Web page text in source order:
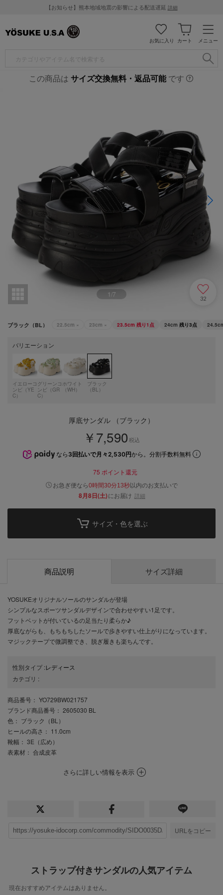
【お知らせ】熊本地域地震の影響による配送遅延 詳細
メニュー
カート
お気に入り
この商品は サイズ交換無料・返品可能です
1/7
32
ブラック（BL） 22.5cm × 23cm × 23.5cm 残り1点 24cm 残り3点
バリエーション
イエローコ
ンビ（YE
C）
グリーンコ
ンビ（GR
C）
ホワイト
（WH）
ブラック
（BL）
厚底サンダル （ブラック）
￥7,590 税込
なら 3回払いで月々2,530円から。分割手数料無料
75 ポイント還元
お急ぎ便なら0時間30分12秒以内のお支払いで
8月8日(土)にお届け 詳細
サイズ・色を選ぶ
商品説明 サイズ詳細
YOSUKEオリジナルソールのサンダルが登場
シンプルなスポーツサンダルデザインで合わせやすい1足です。
フットベットが付いているの足当たり柔らか♪
厚底ながらも、もちもちしたソールで歩きやすい仕上がりになっています。
マジックテープで微調整でき、脱ぎ履きも楽ちんです。
性別タイプ :レディース
カテゴリ :
商品番号 ： YO729BW021757
ブランド商品番号 ： 2605030 BL
色 ： ブラック（BL）
ヒールの高さ ： 11.0cm
靴幅 ： 3E（広め）
表素材 ： 合成皮革
さらに詳しい情報を表示
URLをコピー
ストラップ付きサンダルの人気アイテム
現在おすすめアイテムはありません。